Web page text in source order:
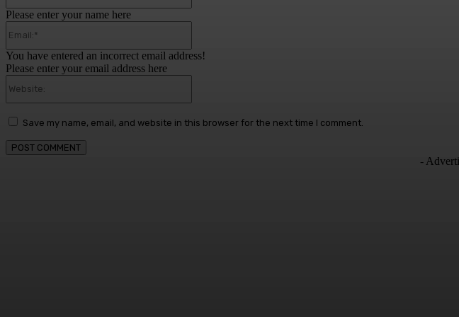
Please enter your name here
You have entered an incorrect email address!
Please enter your email address here
Save my name, email, and website in this browser for the next time I comment.
-